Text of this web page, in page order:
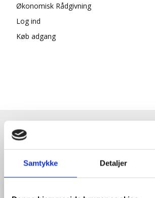
Samtykke Detaljer
Økonomisk Rådgivning
Log ind
Køb adgang
HENT GRATIS E-BOG
EN DANSK